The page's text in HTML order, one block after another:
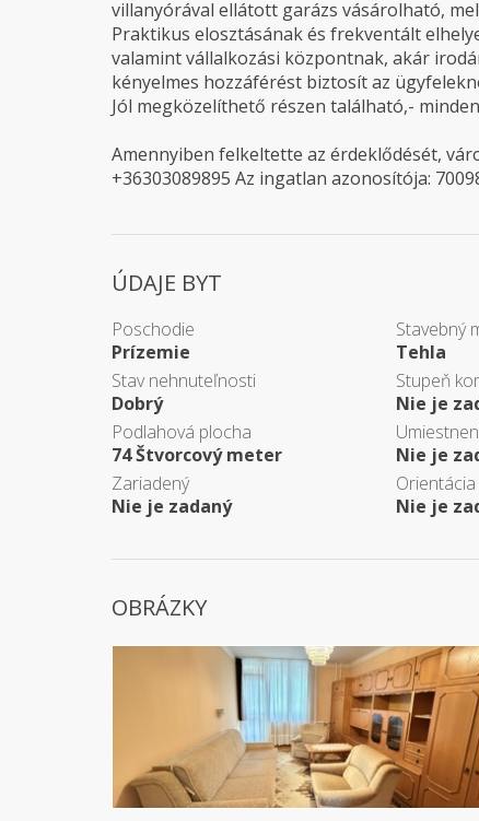
villanyórával ellátott garázs vásárolható,
Praktikus elosztásának és frekventált
valamint vállalkozási központnak, akár
kényelmes hozzáférést biztosít az
Jól megközelíthető részen található,-
Amennyiben felkeltette az érdeklődését,
+36303089895 Az ingatlan azonosítója:
ÚDAJE BYT
Poschodie
Prízemie
Stavebný
Tehla
Stav nehnuteľnosti
Dobrý
Stupeň
Nie je
Podlahová plocha
74 Štvorcový meter
Nie je
Zariadený
Nie je zadaný
Orientácia
Nie je
OBRÁZKY